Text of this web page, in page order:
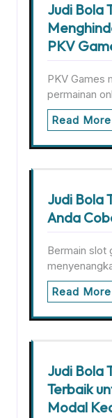
Judi Bola
PKV
PKV Games
permainan
Read More
Judi Bola
Anda
Bermain slot
Read More
Judi Bola
Terbaik
Modal